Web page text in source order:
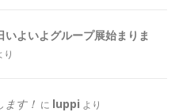
いよいよグループ展始まりま
り
す！ に luppi より